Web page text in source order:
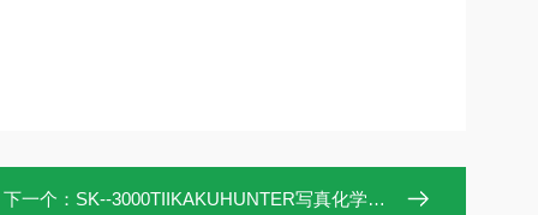
下一个： SK--3000TIIKAKUHUNTER写真化学搅拌脱泡机SK-3000TII